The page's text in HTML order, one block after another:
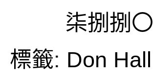
柒捌捌〇
標籤: Don Hall